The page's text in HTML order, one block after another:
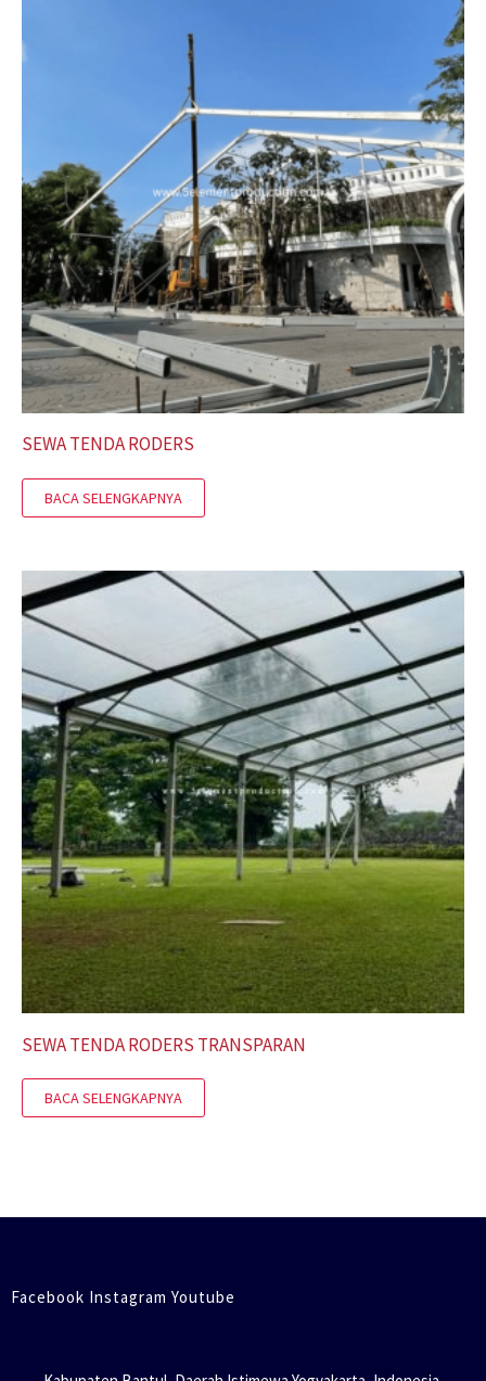
SEWA TENDA RODERS
BACA SELENGKAPNYA
SEWA TENDA RODERS TRANSPARAN
BACA SELENGKAPNYA
Facebook Instagram Youtube